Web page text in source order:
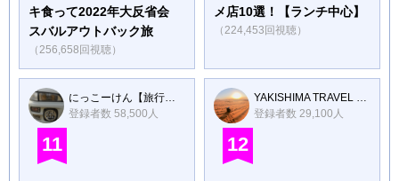
キ食って2022年大反省会
スバルアウトバック旅
（256,658回視聴）
メ店10選！【ランチ中心】
（224,453回視聴）
にっこーけん【旅行】ー日本の交通を研究する会
登録者数 58,500人
11
YAKISHIMA TRAVEL TV 秘境ハンター
登録者数 29,100人
12